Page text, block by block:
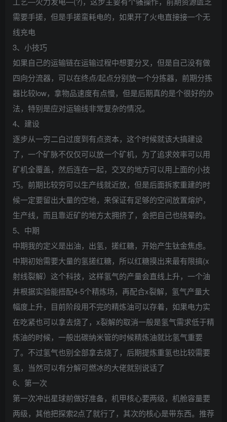
需要手搓，但是手搓蛮耗电的，如果开了火电直接接一个无
线充电
3、小技巧
如果自己的运输链在运输过程中想要分叉，但是自己没有做
四向分流器，可以在终点/起点分别放一个分拣器，前期分拣
器比较low，拿物品速度有点慢，但是后期真的是个很好的办
法，特别是应对运输线非常复杂的情况。
4、建设
逐步从一穷二白过度到有点资本，这个时候就该大搞建设
了，一个矿脉不仅仅可以放一个矿机，为了追求效率可以用
矿机全覆盖，然后连在一起，交叉的地方可以用上面的小技
巧。前期比较穷可以生产线就近放，但是后面拆家重建的时
候一定要留出大量的空地，来保证有足够的空间放置熔炉，
生产线，而且靠近矿的地方太拥挤了，会把自己也绕晕的。
5、中期
中期我的定义是出油，出氢，搓红糖，开始产生钛金焦虑。
中期初始需要大量的氢搓红糖，所以红糖摸出来最有限搞(x
射线裂解）这个科技，这样氢气的产量会直线上升，一个油
井根据实验能搭配4-5个精炼场，再配合x裂解，氢气产量大
幅度上升，目前阶段用不完的精炼油可以存着，如果电力实
在吃紧也可以拿去烧了，x裂解的取消一般是氢气需求低于精
炼油的时候，一般出碳纳米管的时候精炼油就比氢气重要
了。不过氢气也别全部拿去烧了，后期提炼重氢也比较需要
氢，当然可以有分解可燃冰的大佬就别说话了
6、第一次
第一次冲出星球前做好准备，机甲核心要两级，机舱容量要
两级，其他把探索2点了就行了，其次的核心是带东西。推荐